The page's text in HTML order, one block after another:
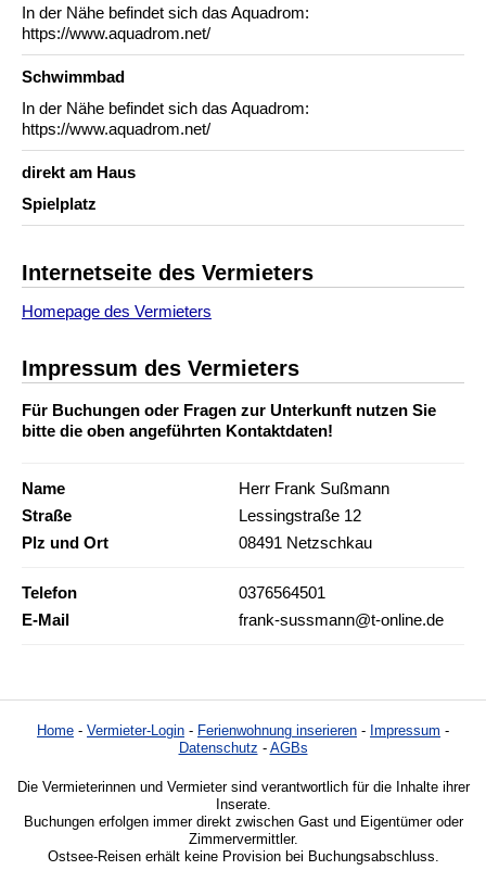
In der Nähe befindet sich das Aquadrom:
https://www.aquadrom.net/
Schwimmbad
In der Nähe befindet sich das Aquadrom:
https://www.aquadrom.net/
direkt am Haus
Spielplatz
Internetseite des Vermieters
Homepage des Vermieters
Impressum des Vermieters
Für Buchungen oder Fragen zur Unterkunft nutzen Sie
bitte die oben angeführten Kontaktdaten!
Name
Herr Frank Sußmann
Straße
Lessingstraße 12
Plz und Ort
08491 Netzschkau
Telefon
0376564501
E-Mail
frank-sussmann@t-online.de
Home - Vermieter-Login - Ferienwohnung inserieren - Impressum -
Datenschutz - AGBs
Die Vermieterinnen und Vermieter sind verantwortlich für die Inhalte ihrer
Inserate.
Buchungen erfolgen immer direkt zwischen Gast und Eigentümer oder
Zimmervermittler.
Ostsee-Reisen erhält keine Provision bei Buchungsabschluss.